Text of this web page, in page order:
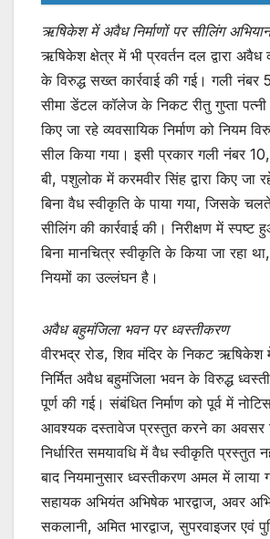
ऋषिकेश में अवैध निर्माणों पर सीलिंग अभियान
ऋषिकेश क्षेत्र में भी प्रवर्तन दल द्वारा अवैध
के विरुद्ध सख्त कार्रवाई की गई। गली नंबर
सीमा डेंटल कॉलेज के निकट रीतु गुप्ता पत्नी
किए जा रहे व्यवसायिक निर्माण को नियम
सील किया गया। इसी प्रकार गली नंबर 10,
बी, पशुलोक में करमवीर सिंह द्वारा किए जा
बिना वैध स्वीकृति के पाया गया, जिसके
सीलिंग की कार्रवाई की। निरीक्षण में स्पष्ट
बिना मानचित्र स्वीकृति के किया जा रहा
नियमों का उल्लंघन है।
अवैध बहुमंजिला भवन पर ध्वस्तीकरण
वीरभद्र रोड, शिव मंदिर के निकट ऋषिकेश में
निर्मित अवैध बहुमंजिला भवन के विरुद्ध
पूर्ण की गई। संबंधित निर्माण को पूर्व में
आवश्यक दस्तावेज प्रस्तुत करने का अवसर
निर्धारित समयावधि में वैध स्वीकृति
बाद नियमानुसार ध्वस्तीकरण अमल में लाया
सहायक अभियंत अभिषेक भारद्वाज, अवर
सकलानी, अमित भारद्वाज, सुपरवाइजर एवं